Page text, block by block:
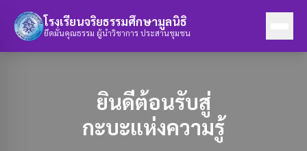
โรงเรียนจริยธรรมศึกษามูลนิธิ
ยึดมั่นคุณธรรม ผู้นำวิชาการ ประสานชุมชน
ยินดีต้อนรับสู่
กะบะแห่งความรู้